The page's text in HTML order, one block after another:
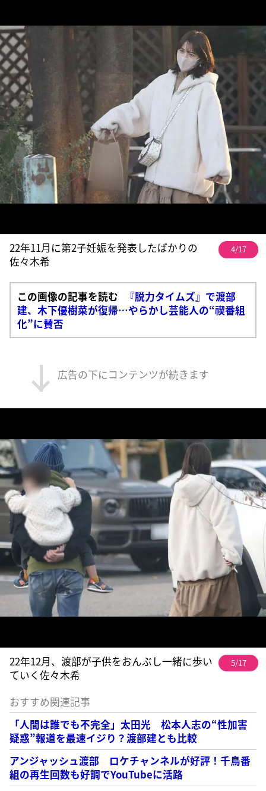
22年11月に第2子妊娠を発表したばかりの
佐々木希
4/17
この画像の記事を読む
『脱力タイムズ』で渡部
建、木下優樹菜が復帰…やらかし芸能人の“禊番組
化”に賛否
広告の下にコンテンツが続きます
22年12月、渡部が子供をおんぶし一緒に歩い
ていく佐々木希
5/17
おすすめ関連記事
「人間は誰でも不完全」太田光 松本人志の“性加害
疑惑”報道を最速イジり？渡部建とも比較
アンジャッシュ渡部 ロケチャンネルが好評！千鳥番
組の再生回数も好調でYouTubeに活路